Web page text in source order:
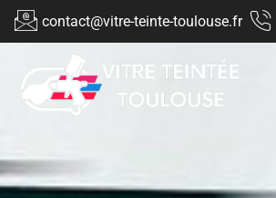
contact@vitre-teinte-toulouse.fr